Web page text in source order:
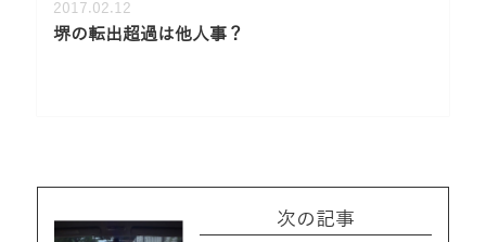
2017.02.12
堺の転出超過は他人事？
次の記事